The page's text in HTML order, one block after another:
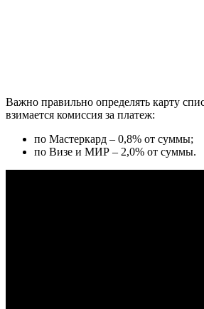
Важно правильно определять карту
взимается комиссия за платеж:
по Мастеркард – 0,8% от суммы;
по Визе и МИР – 2,0% от суммы.